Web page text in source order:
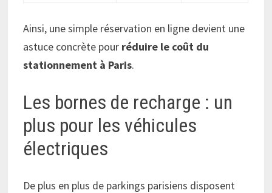
Ainsi, une simple réservation en ligne devient une
astuce concrète pour réduire le coût du
stationnement à Paris.
Les bornes de recharge : un
plus pour les véhicules
électriques
De plus en plus de parkings parisiens disposent